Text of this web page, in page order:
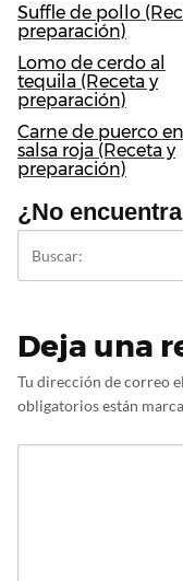
Suffle de pollo
preparación)
Lomo de cerdo al
tequila (Receta y
preparación)
Carne de puerco en
salsa roja (Receta y
preparación)
¿No
Deja una
Tu dirección de correo
obligatorios están